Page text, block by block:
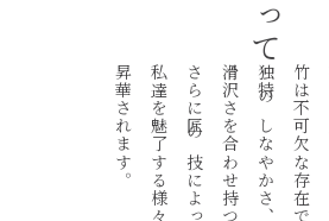
竹は不可欠な存在です。
昇華されます。